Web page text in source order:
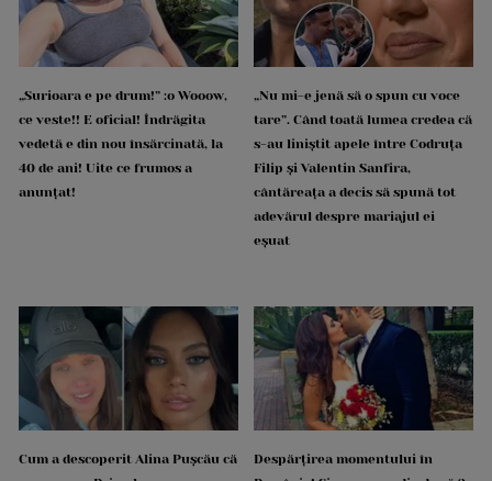
„Surioara e pe drum!” :o Wooow,
ce veste!! E oficial! Îndrăgita
vedetă e din nou însărcinată, la
40 de ani! Uite ce frumos a
anunțat!
„Nu mi-e jenă să o spun cu voce
tare”. Când toată lumea credea că
s-au liniștit apele între Codruța
Filip și Valentin Sanfira,
cântăreața a decis să spună tot
adevărul despre mariajul ei
eșuat
Cum a descoperit Alina Pușcău că
Despărțirea momentului în